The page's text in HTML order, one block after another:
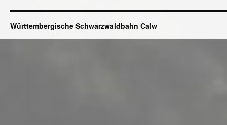
Württembergische Schwarzwaldbahn Calw